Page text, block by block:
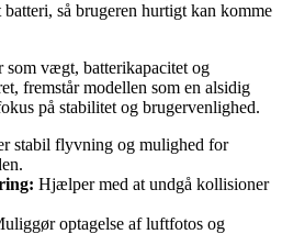
så brugeren hurtigt kan komme
som vægt, batterikapacitet og
fremstår modellen som en alsidig
på stabilitet og brugervenlighed.
stabil flyvning og mulighed for
Hjælper med at undgå kollisioner
optagelse af luftfotos og